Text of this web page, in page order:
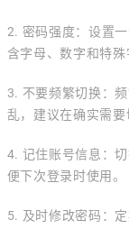
2. 密码强度：设置
含字母、数字和特殊
3. 不要频繁切换：
乱，建议在确实需要
4. 记住账号信息：
便下次登录时使用。
5. 及时修改密码：